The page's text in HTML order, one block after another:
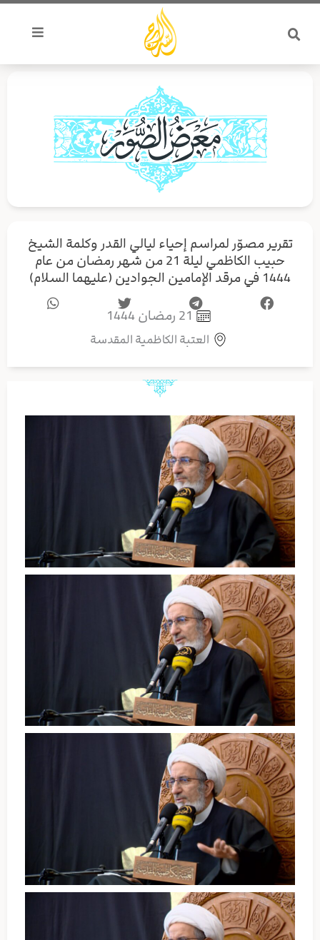
تخطي
المحتوى
تقرير مصوّر لمراسم إحياء ليالي القدر وكلمة الشيخ
حبيب الكاظمي ليلة 21 من شهر رمضان من عام
1444 في مرقد الإمامين الجوادين (عليهما السلام)
21 رمضان 1444
العتبة الكاظمية المقدسة